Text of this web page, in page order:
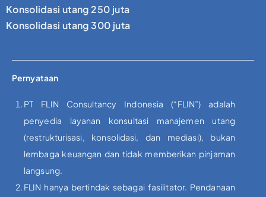
Konsolidasi utang 250 juta
Konsolidasi utang 300 juta
Pernyataan
PT FLIN Consultancy Indonesia (“FLIN”) adalah
penyedia layanan konsultasi manajemen utang
(restrukturisasi, konsolidasi, dan mediasi), bukan
lembaga keuangan dan tidak memberikan pinjaman
langsung.
FLIN hanya bertindak sebagai fasilitator. Pendanaan